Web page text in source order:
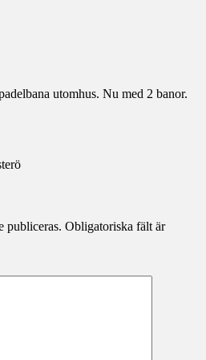
utomhus. Nu med 2 banor.
publiceras. Obligatoriska fält är